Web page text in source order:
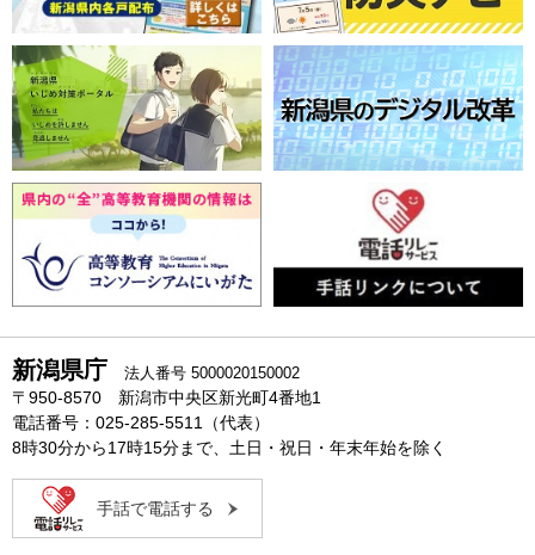
新潟県庁 法人番号 5000020150002
〒950-8570 新潟市中央区新光町4番地1
電話番号：025-285-5511（代表）
8時30分から17時15分まで、土日・祝日・年末年始を除く
手話で電話する